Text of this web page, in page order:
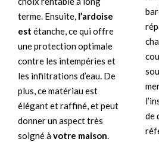
terme. Ensuite, l’ardoise
est étanche, ce qui offre
une protection optimale
contre les intempéries et
les infiltrations d’eau. De
plus, ce matériau est
élégant et raffiné, et peut
donner un aspect très
soigné àvotre maison.
de